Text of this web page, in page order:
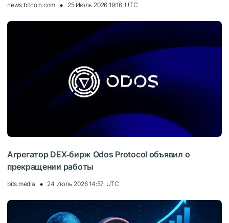
news.bitcoin.com 25 Июль 2026 19:16, UTC
Агрегатор DEX‑бирж Odos Protocol объявил о
прекращении работы
bits.media 24 Июль 2026 14:57, UTC